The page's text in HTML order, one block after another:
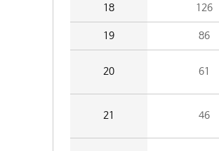
18 126
19 86
20 61
21 46